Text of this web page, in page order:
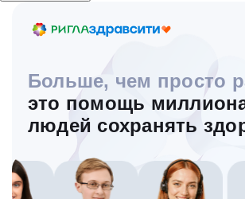
Больше, чем просто
это помощь
людей сохранять